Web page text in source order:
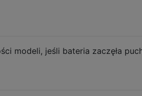
modeli, jeśli bateria zaczęła